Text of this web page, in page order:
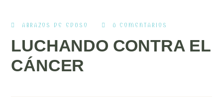
ABRAZOS DE EDUSO 0 COMENTARIOS
LUCHANDO CONTRA EL
CÁNCER